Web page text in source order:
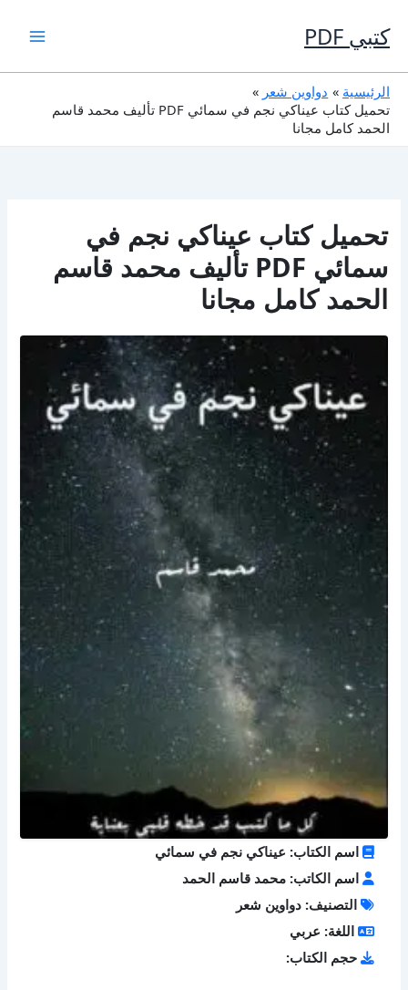
إلى
المحتوى
كتبي PDF
الرئيسية
دواوين شعر
تحميل كتاب عيناكي نجم في سمائي PDF تأليف محمد قاسم
الحمد كامل مجانا
تحميل كتاب عيناكي نجم في
سمائي PDF تأليف محمد قاسم
الحمد كامل مجانا
اسم الكتاب: عيناكي نجم في سمائي
اسم الكاتب: محمد قاسم الحمد
التصنيف: دواوين شعر
اللغة: عربي
حجم الكتاب: